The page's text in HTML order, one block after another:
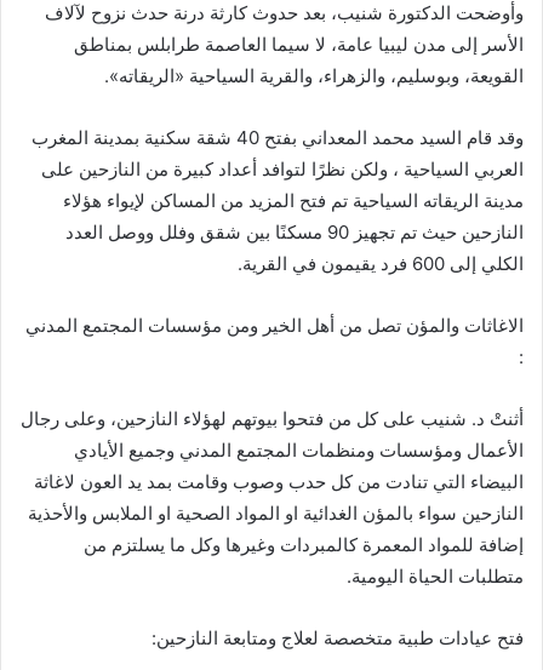
واوضحت الدكتورة شنيب، بعد حدوث كارثة درنة حدث نزوح لآلاف
الأسر الى مدن ليبيا عامة، لا سيما العاصمة طرابلس بمناطق
القويعة، وبوسليم، والزهراء، والقرية السياحية «الريقاته»
.
وقد قام السيد محمد المعداني بفتح 40 شقة سكنية بمدينة المغرب
العربي السياحية ، ولكن نظرًا لتوافد اعداد كبيرة من النازحين على
مدينة الريقاته السياحية تم فتح المزيد من المساكن لإيواء هولاء
النازحين حيث تم تجهيز 90 مسكنًا بين شقق وفلل ووصل العدد
الكلي إلى 600 فرد يقيمون في القرية.
الاغاثات والمؤن تصل من اهل الخير ومن موسسات المجتمع المدني
:
اثنتْ د. شنيب على كل من فتحوا بيوتهم لهولاء النازحين، وعلى رجال
الأعمال وموسسات ومنظمات المجتمع المدني وجميع الأيادي
البيضاء التي تنادت من كل حدب وصوب وقامت بمد يد العون لاغاثة
النازحين سواء بالمون الغدائية او المواد الصحية او الملابس والأحذية
اضافة للمواد المعمرة كالمبردات وغيرها وكل ما يسلتزم من
متطلبات الحياة اليومية.
فتح عيادات طبية متخصصة لعلاج ومتابعة النازحين: